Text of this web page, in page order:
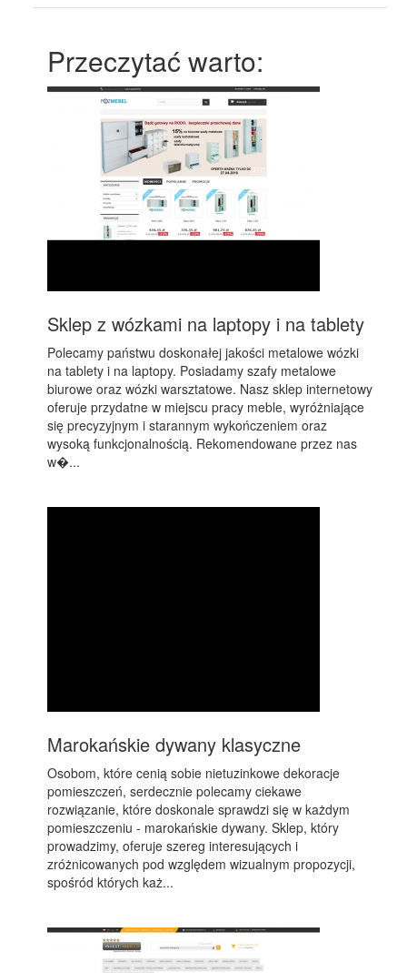
Przeczytać warto:
Sklep z wózkami na laptopy i na tablety
Polecamy państwu doskonałej jakości metalowe wózki
na tablety i na laptopy. Posiadamy szafy metalowe
biurowe oraz wózki warsztatowe. Nasz sklep internetowy
oferuje przydatne w miejscu pracy meble, wyróżniające
się precyzyjnym i starannym wykończeniem oraz
wysoką funkcjonalnością. Rekomendowane przez nas
w�...
Marokańskie dywany klasyczne
Osobom, które cenią sobie nietuzinkowe dekoracje
pomieszczeń, serdecznie polecamy ciekawe
rozwiązanie, które doskonale sprawdzi się w każdym
pomieszczeniu - marokańskie dywany. Sklep, który
prowadzimy, oferuje szereg interesujących i
zróżnicowanych pod względem wizualnym propozycji,
spośród których każ...